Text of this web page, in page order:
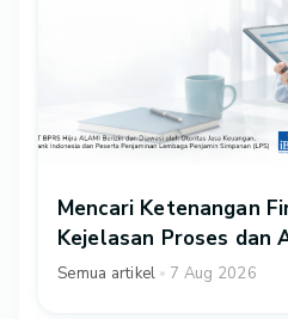
Mencari Ketenangan
Kejelasan Proses dan
Semua artikel 7 Aug 2026